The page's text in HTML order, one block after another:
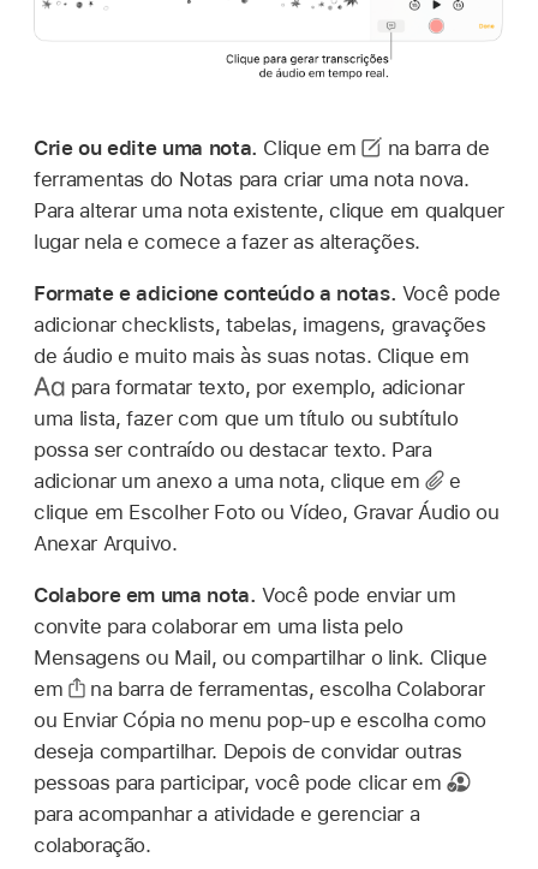
Crie ou edite uma nota. Clique em
na barra de
ferramentas do Notas para criar uma nota nova.
Para alterar uma nota existente, clique em qualquer
lugar nela e comece a fazer as alterações.
Formate e adicione conteúdo a notas. Você pode
adicionar checklists, tabelas, imagens, gravações
de áudio e muito mais às suas notas. Clique em
para formatar texto, por exemplo, adicionar
uma lista, fazer com que um título ou subtítulo
possa ser contraído ou destacar texto. Para
adicionar um anexo a uma nota, clique em
e
clique em Escolher Foto ou Vídeo, Gravar Áudio ou
Anexar Arquivo.
Colabore em uma nota.Você pode enviar um
convite para colaborar em uma lista pelo
Mensagens ou Mail, ou compartilhar o link. Clique
em
na barra de ferramentas, escolha Colaborar
ou Enviar Cópia no menu pop-up e escolha como
deseja compartilhar. Depois de convidar outras
pessoas para participar, você pode clicar em
para acompanhar a atividade e gerenciar a
colaboração.